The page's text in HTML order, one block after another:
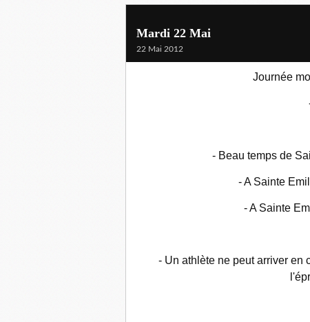
Mardi 22 Mai
22 Mai 2012
Journée
- Beau temps de
- A Sainte
- A Sainte
- Un athlète ne peut arriver en